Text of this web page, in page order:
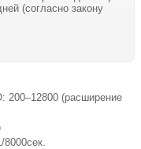
(согласно закону
200–12800 (расширение